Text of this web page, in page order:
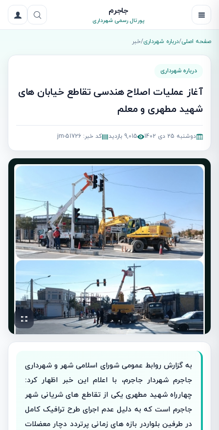
جاجرم
پورتال رسمی شهرداری
صفحه اصلی/درباره شهرداری/خبر
درباره شهرداری
آغاز عملیات اصلاح هندسی تقاطع خیابان های
شهید مطهری و معلم
دوشنبه 25 دی 1402 9,015 بازدید کد خبر: jm-51726
به گزارش روابط عمومی شورای اسلامی شهر و شهرداری
جاجرم شهردار جاجرم، با اعلام این خبر اظهار کرد:
چهارراه شهید مطهری یکی از تقاطع های شریانی شهر
جاجرم است که به دلیل عدم اجرای طرح ترافیک کامل
در طرفین بلواردر بازه های زمانی پرتردد دچار معضلات